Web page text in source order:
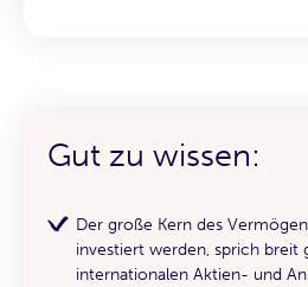
Gut zu wissen:
Der große Kern des
investiert werden, sprich breit
internationalen Aktien- und